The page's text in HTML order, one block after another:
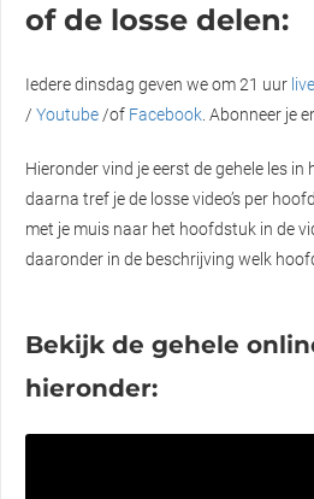
of de losse delen:
Iedere dinsdag geven we om 21 uur live
/ Youtube /of Facebook . Abonneer je
Hieronder vind je eerst de gehele les
daarna tref je de losse video’s per
met je muis naar het hoofdstuk in de
daaronder in de beschrijving welk
Bekijk de gehele
hieronder: